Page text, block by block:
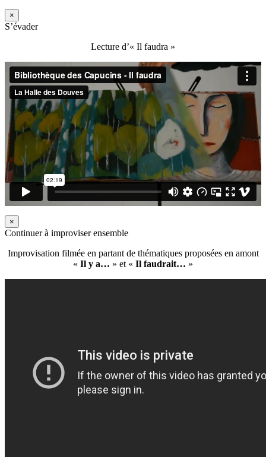
×
S’évader
Lecture d’« Il faudra »
×
Continuer à improviser ensemble
Improvisation filmée en partant de thématiques proposées en amont
« Il y a… » et « Il faudrait… »